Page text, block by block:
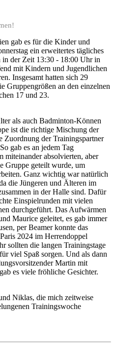
gab es für die Kinder und
ein erweitertes tägliches
in der Zeit 13:30 - 18:00 Uhr in
mit Kindern und Jugendlichen
Insgesamt hatten sich 29
Gruppengrößen an den einzelnen
17 und 23.
als auch Badminton-Können
ist die richtige Mischung der
Zuordnung der Trainingspartner
gab es an jedem Tag
miteinander absolvierten, aber
Gruppe geteilt wurde, um
Ganz wichtig war natürlich
die Jüngeren und Älteren im
in der Halle sind. Dafür
Einspielrunden mit vielen
durchgeführt. Das Aufwärmen
Maurice geleitet, es gab immer
per Beamer konnte das
2024 im Herrendoppel
sollten die langen Trainingstage
viel Spaß sorgen. Und als dann
Martin mit
es viele fröhliche Gesichter.
Niklas, die mich zeitweise
Trainingswoche